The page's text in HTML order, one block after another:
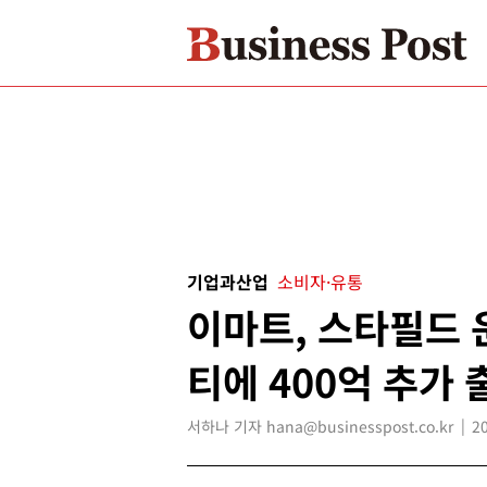
기업과산업 소비자·유통
이마트, 스타필드
티에 400억 추가
서하나 기자 hana@businesspost.co.kr